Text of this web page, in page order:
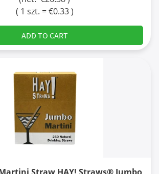
( 1 szt. = €0.33 )
ADD TO CART